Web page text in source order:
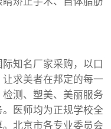
知名厂家采购，以口
求美者在邦定的每一
测、塑美、美丽服务
医师均为正规学校全
北京市各专业委员会